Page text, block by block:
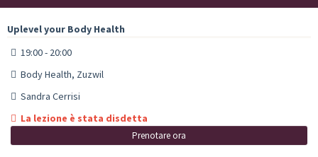
Uplevel your Body Health
19:00 - 20:00
Body Health, Zuzwil
Sandra Cerrisi
La lezione è stata disdetta
Prenotare ora